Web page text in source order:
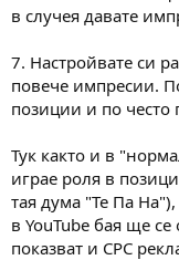
в случея давате
7. Настройвате си
повече импресии.
позиции и по често
Тук както и в
играе роля в
тая дума "Те Па
в YouTube бая ще се
показват и CPC